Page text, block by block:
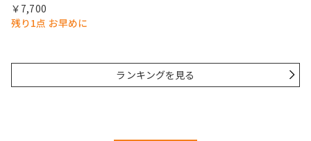
￥7,700
残り1点 お早めに
ランキングを見る